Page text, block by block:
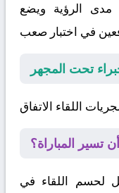
الرؤية ويضع
في اختبار صعب
اللقاء الاتفاق
تسير المباراة؟
لحسم اللقاء في